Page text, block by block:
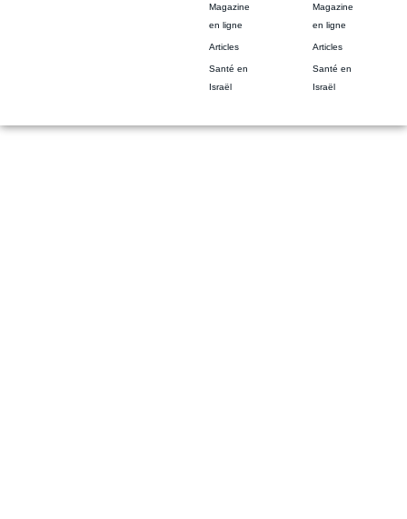
Magazine
en ligne
Articles
Santé en
Israël
Magazine
en ligne
Articles
Santé en
Israël